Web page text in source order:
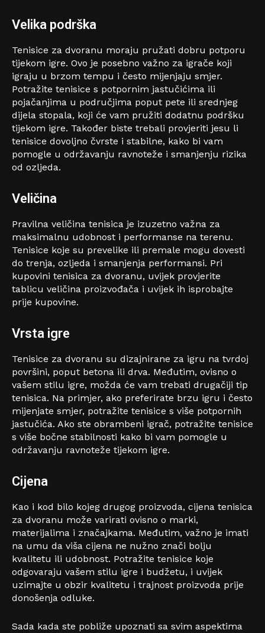
Velika podrška
Tenisice za dvoranu moraju pružati dobru potporu
tijekom igre. Ovo je posebno važno za igrače koji
igraju u brzom tempu i često mijenjaju smjer.
Potražite tenisice s potpornim jastučićima ili
pojačanjima u područjima poput pete ili srednjeg
dijela stopala, koji će vam pružiti dodatnu podršku
tijekom igre. Također biste trebali provjeriti jesu li
tenisice dovoljno čvrste i stabilne, kako bi vam
pomogle u održavanju ravnoteže i smanjenju rizika
od ozljeda.
Veličina
Pravilna veličina tenisica je izuzetno važna za
maksimalnu udobnost i performanse na terenu.
Tenisice koje su prevelike ili premale mogu dovesti
do trenja, ozljeda i smanjenja performansi. Pri
kupovini tenisica za dvoranu, uvijek provjerite
tablicu veličina proizvođača i uvijek ih isprobajte
prije kupovine.
Vrsta igre
Tenisice za dvoranu su dizajnirane za igru na tvrdoj
površini, poput betona ili drva. Međutim, ovisno o
vašem stilu igre, možda će vam trebati drugačiji tip
tenisica. Na primjer, ako preferirate brzu igru i često
mijenjate smjer, potražite tenisice s više potpornih
jastučića. Ako ste obrambeni igrač, potražite tenisice
s više bočne stabilnosti kako bi vam pomogle u
održavanju ravnoteže tijekom igre.
Cijena
Kao i kod bilo kojeg drugog proizvoda, cijena tenisica
za dvoranu može varirati ovisno o marki,
materijalima i značajkama. Međutim, važno je imati
na umu da viša cijena ne nužno znači bolju
kvalitetu ili udobnost. Potražite tenisice koje
odgovaraju vašem stilu igre i budžetu, i uvijek
uzimajte u obzir kvalitetu i trajnost proizvoda prije
donošenja odluke.
Sada kada ste pobliže upoznati sa svim aspektima